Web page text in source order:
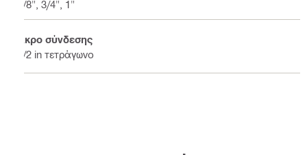
3/8", 3/4", 1"
Άκρο σύνδεσης
1/2 in τετράγωνο